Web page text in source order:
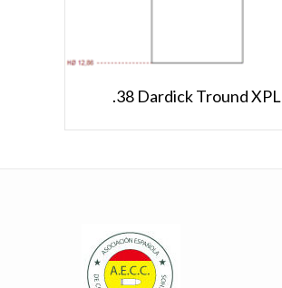
.38 Dardick Tround XPL